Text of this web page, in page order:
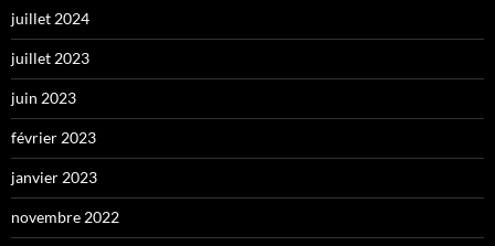
juillet 2024
juillet 2023
juin 2023
février 2023
janvier 2023
novembre 2022